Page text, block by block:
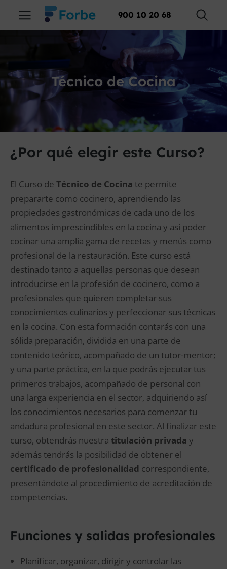
900 10 20 68
Técnico de Cocina
¿Por qué elegir este Curso?
El Curso de Técnico de Cocina te permite
prepararte como cocinero, aprendiendo las
propiedades gastronómicas de cada uno de los
alimentos imprescindibles en la cocina y así poder
cocinar una amplia gama de recetas y menús como
profesional de la restauración. Este curso está
destinado tanto a aquellas personas que desean
introducirse en la profesión de cocinero, como a
profesionales que quieren completar sus
conocimientos culinarios y perfeccionar sus técnicas
en la cocina. Con esta formación contarás con una
sólida preparación, dividida en una parte de
contenido teórico, acompañado de un tutor-mentor;
y una parte práctica, en la que podrás ejecutar tus
primeros trabajos, acompañado de personal con
una larga experiencia en el sector, adquiriendo así
los conocimientos necesarios para comenzar tu
andadura profesional en este sector. Al finalizar este
curso, obtendrás nuestra titulación privada y
además tendrás la posibilidad de obtener el
certificado de profesionalidad correspondiente,
presentándote al procedimiento de acreditación de
competencias.
Funciones y salidas profesionales
Planificar, organizar, dirigir y controlar las